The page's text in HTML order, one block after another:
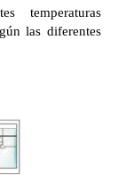
temperaturas
las diferentes